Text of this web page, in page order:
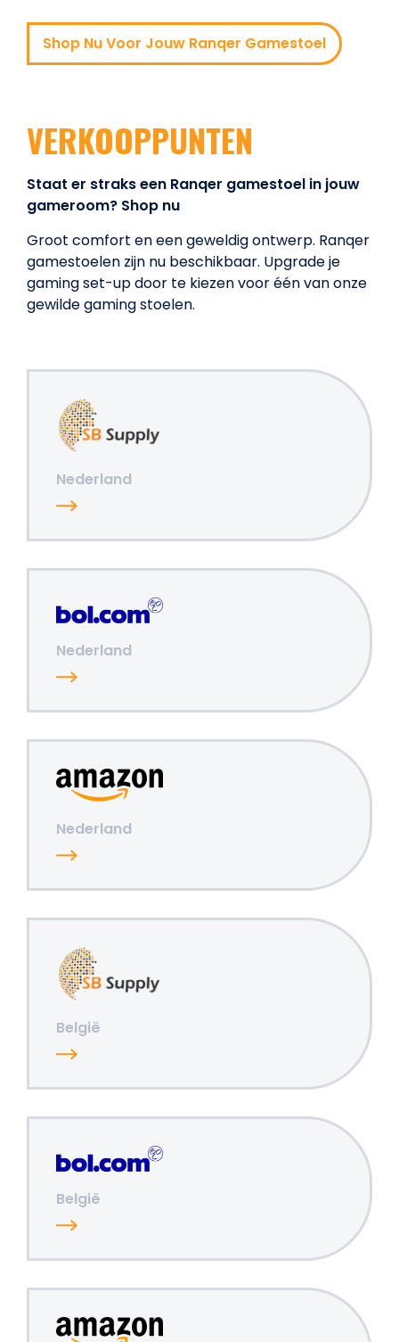
Shop Nu Voor Jouw Ranqer Gamestoel
VERKOOPPUNTEN
Staat er straks een Ranqer gamestoel in jouw
gameroom? Shop nu
Groot comfort en een geweldig ontwerp. Ranqer
gamestoelen zijn nu beschikbaar. Upgrade je
gaming set-up door te kiezen voor één van onze
gewilde gaming stoelen.
Nederland
Nederland
Nederland
België
België